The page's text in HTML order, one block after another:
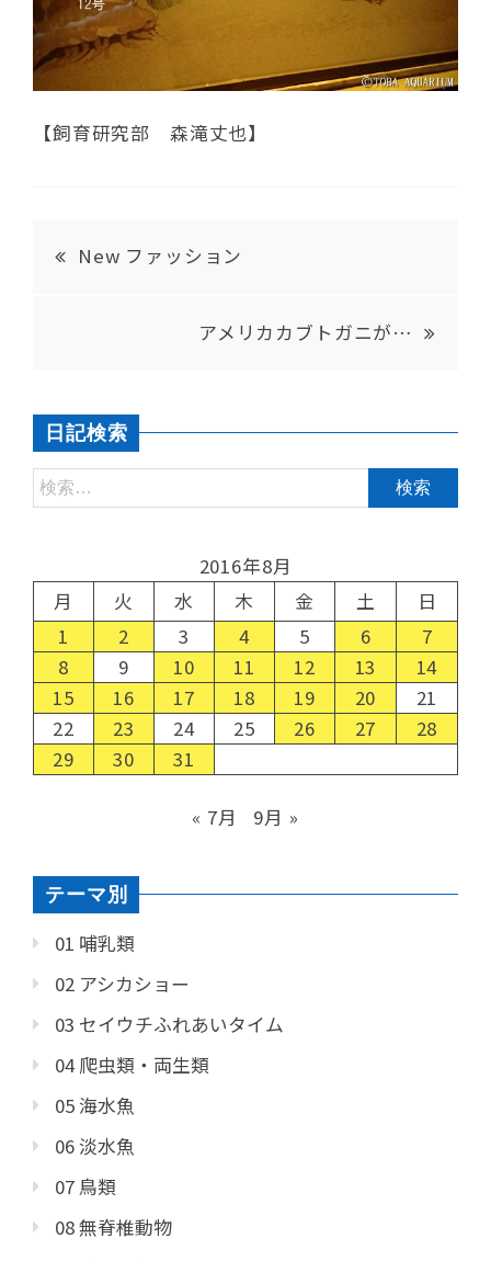
【飼育研究部 森滝丈也】
New ファッション
アメリカカブトガニが…
日記検索
2016年8月
月
火 水 木 金 土
日
1
2 3 4 5 6
7
8
9 10 11 12 13
14
15
16 17 18 19 20
21
22
23 24 25 26 27
28
29
30 31
« 7月 9月 »
テーマ別
01 哺乳類
02 アシカショー
03 セイウチふれあいタイム
04 爬虫類・両生類
05 海水魚
06 淡水魚
07 鳥類
08 無脊椎動物